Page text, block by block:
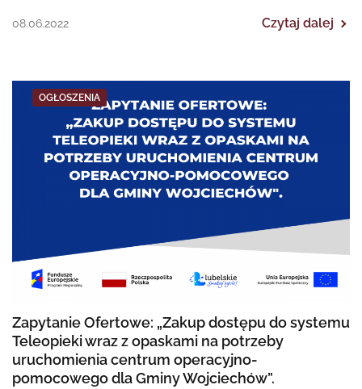
08.06.2022
Czytaj dalej
OGŁOSZENIA
Zapytanie Ofertowe: „Zakup dostępu do systemu
Teleopieki wraz z opaskami na potrzeby
uruchomienia centrum operacyjno-
pomocowego dla Gminy Wojciechów”.